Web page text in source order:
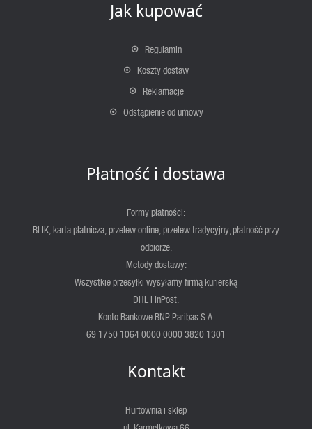
Jak kupować
Regulamin
Koszty dostaw
Reklamacje
Odstąpienie od umowy
Płatność i dostawa
Formy płatności:
BLIK, karta płatnicza, przelew online, przelew tradycyjny, płatność przy
odbiorze.
Metody dostawy:
Wszystkie przesyłki wysyłamy firmą kurierską
DHL i InPost.
Konto Bankowe BNP Paribas S.A.
69 1750 1064 0000 0000 3820 1301
Kontakt
Hurtownia i sklep